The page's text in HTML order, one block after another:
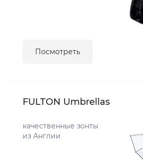
Посмотреть
FULTON Umbrellas
качественные зонты
из Англии